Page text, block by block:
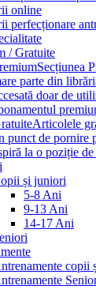
online
perfecționare
/ Gratuite
Secțiunea
parte din
doar de
Articolele
punct de pornire
la o poziție de
și juniori
5-8 Ani
9-13 Ani
14-17 Ani
copii